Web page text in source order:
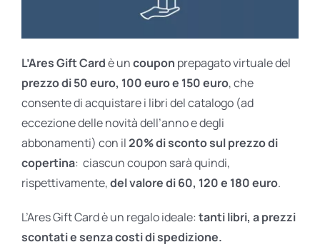
L’Ares Gift Cardè uncoupon prepagato virtuale del
prezzo di 50 euro, 100 euro e 150 euro, che
consente di acquistare i libri del catalogo (ad
eccezione delle novità dell’anno e degli
abbonamenti) con il20% di sconto sul prezzo di
copertina: ciascun coupon sarà quindi,
rispettivamente,del valore di 60, 120 e 180 euro.
L’Ares Gift Card è un regalo ideale: tanti libri, a prezzi
scontati esenza costi di spedizione.